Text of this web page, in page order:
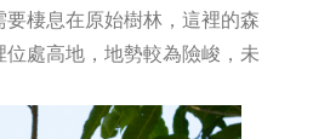
棲息在原始樹林，這裡的森
處高地，地勢較為險峻，未